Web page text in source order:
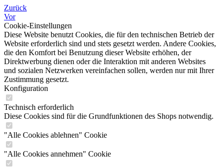
Zurück
Vor
Cookie-Einstellungen
Diese Website benutzt Cookies, die für den technischen Betrieb der
Website erforderlich sind und stets gesetzt werden. Andere Cookies,
die den Komfort bei Benutzung dieser Website erhöhen, der
Direktwerbung dienen oder die Interaktion mit anderen Websites
und sozialen Netzwerken vereinfachen sollen, werden nur mit Ihrer
Zustimmung gesetzt.
Konfiguration
Technisch erforderlich
Diese Cookies sind für die Grundfunktionen des Shops notwendig.
"Alle Cookies ablehnen" Cookie
"Alle Cookies annehmen" Cookie